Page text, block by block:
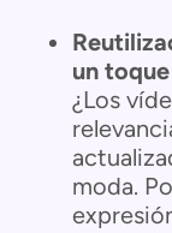
un
¿Los
moda.